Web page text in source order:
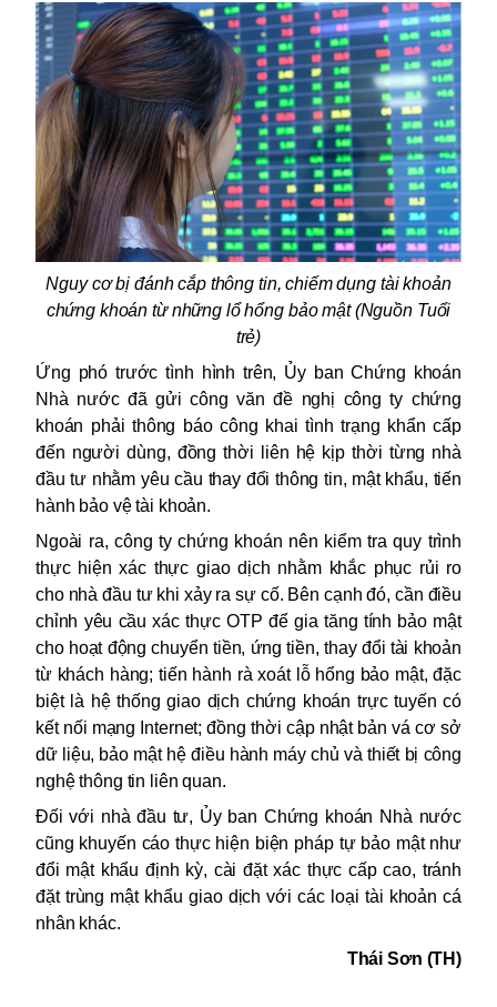
Nguy cơ bị đánh cắp thông tin, chiếm dụng tài khoản
chứng khoán từ những lổ hổng bảo mật (Nguồn Tuổi
trẻ)
Ứng phó trước tình hình trên, Ủy ban Chứng khoán
Nhà nước đã gửi công văn đề nghị công ty chứng
khoán phải thông báo công khai tình trạng khẩn cấp
đến người dùng, đồng thời liên hệ kịp thời từng nhà
đầu tư nhằm yêu cầu thay đổi thông tin, mật khẩu, tiến
hành bảo vệ tài khoản.
Ngoài ra, công ty chứng khoán nên kiểm tra quy trình
thực hiện xác thực giao dịch nhằm khắc phục rủi ro
cho nhà đầu tư khi xảy ra sự cố. Bên cạnh đó, cần điều
chỉnh yêu cầu xác thực OTP để gia tăng tính bảo mật
cho hoạt động chuyển tiền, ứng tiền, thay đổi tài khoản
từ khách hàng; tiến hành rà xoát lỗ hổng bảo mật, đặc
biệt là hệ thống giao dịch chứng khoán trực tuyến có
kết nối mạng Internet; đồng thời cập nhật bản vá cơ sở
dữ liệu, bảo mật hệ điều hành máy chủ và thiết bị công
nghệ thông tin liên quan.
Đối với nhà đầu tư, Ủy ban Chứng khoán Nhà nước
cũng khuyến cáo thực hiện biện pháp tự bảo mật như
đổi mật khẩuđịnh kỳ, cài đặt xác thực cấp cao, tránh
đặt trùng mật khẩu giao dịch với các loại tài khoản cá
nhân khác.
Thái Sơn (TH)